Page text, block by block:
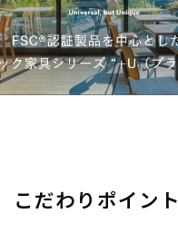
こだわりポイント